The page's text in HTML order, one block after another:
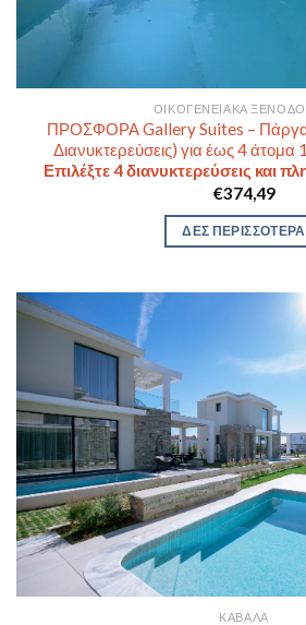
ΟΙΚΟΓΕΝΕΙΑΚΆ
ΠΡΟΣΦΟΡΑ Gallery Suites –
Διανυκτερεύσεις) για έως 4
Επιλέξτε 4 διανυκτερεύσεις και
€374,49
ΔΕΣ ΠΕΡΙΣΣΟΤΕΡΑ
ΚΑΒΆΛΑ